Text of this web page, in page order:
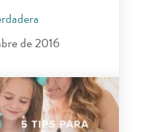
de 2016